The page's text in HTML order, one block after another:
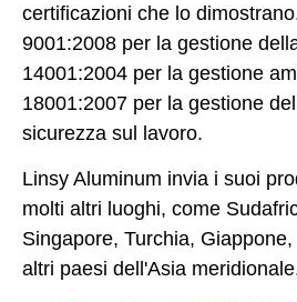
certificazioni che lo
9001:2008 per la gestione
14001:2004 per la gestione
18001:2007 per la gestione
sicurezza sul lavoro.
Linsy Aluminum invia i suoi
molti altri luoghi, come
Singapore, Turchia,
altri paesi dell'Asia